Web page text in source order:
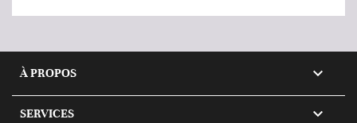
À PROPOS 
SERVICES 